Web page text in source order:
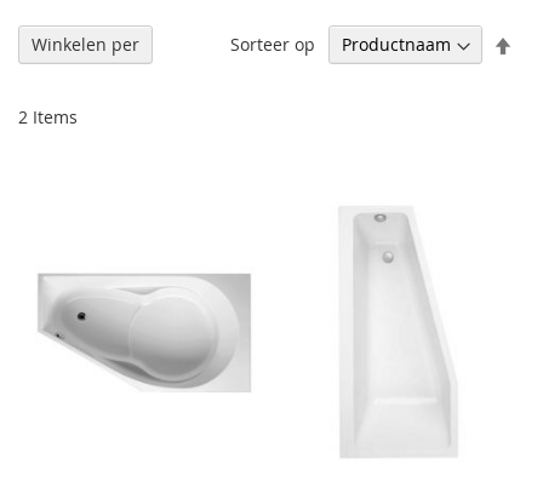
2 Items
Sorteer op
Winkelen per